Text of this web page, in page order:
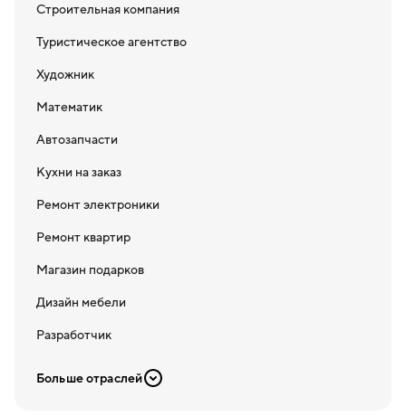
Строительная компания
Туристическое агентство
Художник
Математик
Автозапчасти
Кухни на заказ
Ремонт электроники
Ремонт квартир
Магазин подарков
Дизайн мебели
Разработчик
Больше отраслей